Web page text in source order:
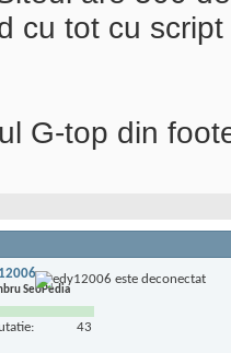
cu tot cu
G-top din
SeoPedia
43